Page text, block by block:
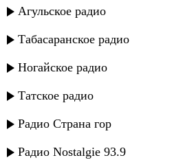
Агульское радио
Табасаранское радио
Ногайское радио
Татское радио
Радио Страна гор
Радио Nostalgie 93.9
---
Русское радио